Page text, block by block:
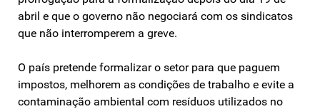
abril e que o governo não negociará com os sindicatos
que não interromperem a greve.
O país pretende formalizar o setor para que paguem
impostos, melhorem as condições de trabalho e evite a
contaminação ambiental com resíduos utilizados no